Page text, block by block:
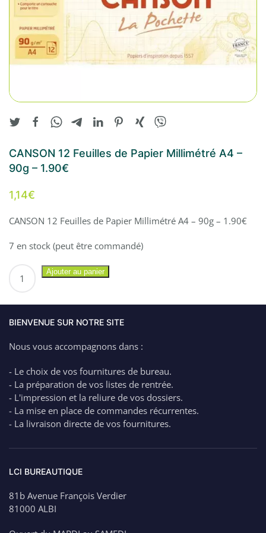
CANSON 12 Feuilles de Papier Millimétré A4 –
90g – 1.90€
1,14€
CANSON 12 Feuilles de Papier Millimétré A4 – 90g – 1.90€
7 en stock (peut être commandé)
Feuilles
Papier
A4
–
90g
–
1.90€
Ajouter au panier
BIENVENUE SUR NOTRE SITE
Nous vous accompagnons dans :
- Le choix de vos fournitures de bureau.
- La préparation de vos listes de rentrée.
- L'impression et la reliure de vos dossiers.
- La mise en place de commandes récurrentes.
- La livraison directe de vos fournitures.
LCI BUREAUTIQUE
81b Avenue François Verdier
81000 ALBI